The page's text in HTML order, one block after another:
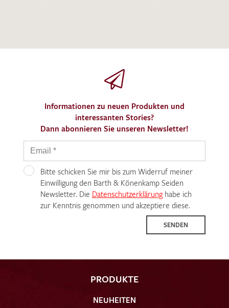
Informationen zu neuen Produkten und
interessanten Stories?
Dann abonnieren Sie unseren Newsletter!
Bitte schicken Sie mir bis zum Widerruf meiner
Einwilligung den Barth & Könenkamp Seiden
Newsletter. Die Datenschutzerklärunghabe ich
zur Kenntnis genommen und akzeptiere diese.
SENDEN
PRODUKTE
NEUHEITEN